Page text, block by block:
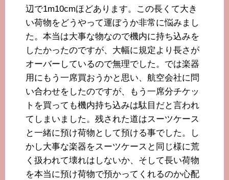
辺で1m10cmほどあります。この長くて大き
い荷物をどうやって運ぼうか非常に悩みまし
た。本当は大事な物なので機内に持ち込みを
したかったのですが、大幅に規定より長さが
オーバーしているので無理でした。では楽器
用にもう一席買おうかと思い、航空会社に問
い合わせをしたのですが、もう一席分チケッ
トを買っても機内持ち込みは駄目だと言われ
てしまいました。残された道はスーツケース
と一緒に預け荷物として預ける事でした。し
かし大事な楽器をスーツケースと同じ様に荒
く扱われて壊れはしないか、そして長い荷物
を本当に預け荷物で預かってくれるのか心配